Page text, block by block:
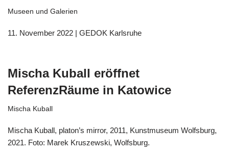
Museen und Galerien
11. November 2022 | GEDOK Karlsruhe
Mischa Kuball eröffnet
ReferenzRäume in Katowice
Mischa Kuball
Mischa Kuball, platon’s mirror, 2011, Kunstmuseum Wolfsburg,
2021. Foto: Marek Kruszewski, Wolfsburg.